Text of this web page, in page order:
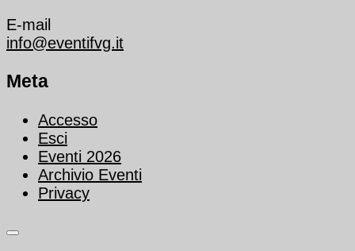
E-mail
info@eventifvg.it
Meta
Accesso
Esci
Eventi 2026
Archivio Eventi
Privacy